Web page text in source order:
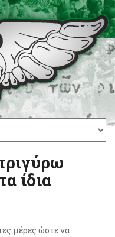
ίδια
μέρες ώστε να